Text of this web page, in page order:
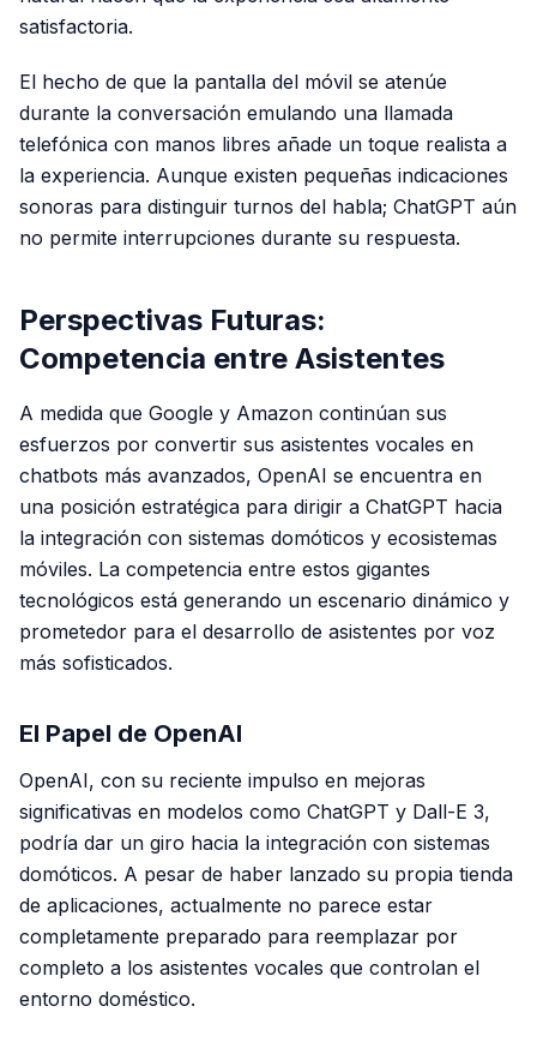
satisfactoria.
El hecho de que la pantalla del móvil se atenúe
durante la conversación emulando una llamada
telefónica con manos libres añade un toque realista a
la experiencia. Aunque existen pequeñas indicaciones
sonoras para distinguir turnos del habla; ChatGPT aún
no permite interrupciones durante su respuesta.
Perspectivas Futuras:
Competencia entre Asistentes
A medida que Google y Amazon continúan sus
esfuerzos por convertir sus asistentes vocales en
chatbots más avanzados, OpenAI se encuentra en
una posición estratégica para dirigir a ChatGPT hacia
la integración con sistemas domóticos y ecosistemas
móviles. La competencia entre estos gigantes
tecnológicos está generando un escenario dinámico y
prometedor para el desarrollo de asistentes por voz
más sofisticados.
El Papel de OpenAI
OpenAI, con su reciente impulso en mejoras
significativas en modelos como ChatGPT y Dall-E 3,
podría dar un giro hacia la integración con sistemas
domóticos. A pesar de haber lanzado su propia tienda
de aplicaciones, actualmente no parece estar
completamente preparado para reemplazar por
completo a los asistentes vocales que controlan el
entorno doméstico.